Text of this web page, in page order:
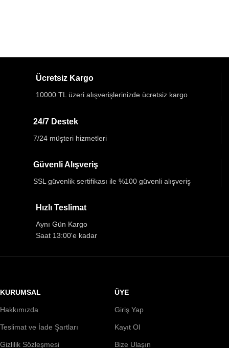
Ücretsiz Kargo
10000 TL üzeri alışverişlerinizde ücretsiz kargo
24/7 Destek
7/24 müşteri hizmetleri
Güvenli Alışveriş
SSL güvenlik sertifikası ile %100 güvenli alışveriş
Hızlı Teslimat
Aynı Gün Kargo
Saat 13:00'e kadar
KURUMSAL
Hakkımızda
Teslimat ve İade Şartları
Gizlilik Sözleşmesi
ÜYE
Giriş Yap
Kayıt Ol
Bize Ulaşın